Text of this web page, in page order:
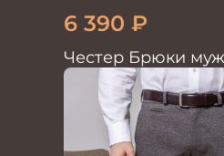
6 390 ₽
Честер Брюки